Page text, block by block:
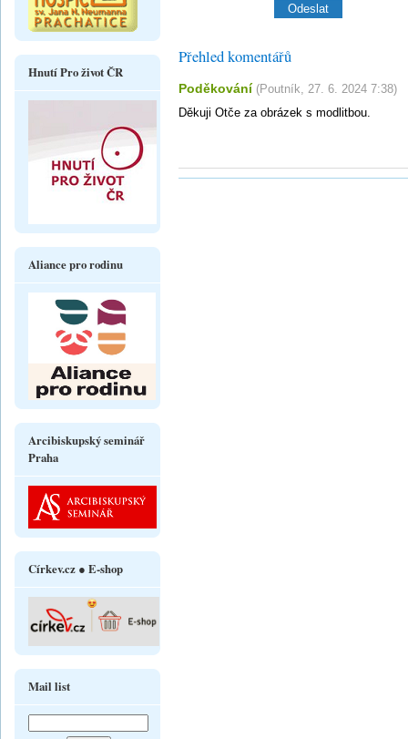
Přehled komentářů
Poděkování (Poutník, 27. 6. 2024 7:38)
Děkuji Otče za obrázek s modlitbou.
Hnutí Pro život ČR
Aliance pro rodinu
Arcibiskupský seminář
Praha
Církev.cz ● E-shop
Mail list